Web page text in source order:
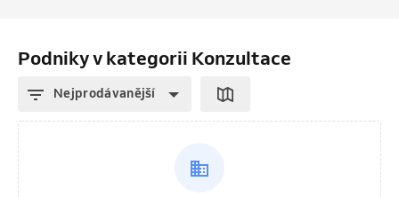
Podniky v kategorii Konzultace
Nejprodávanější